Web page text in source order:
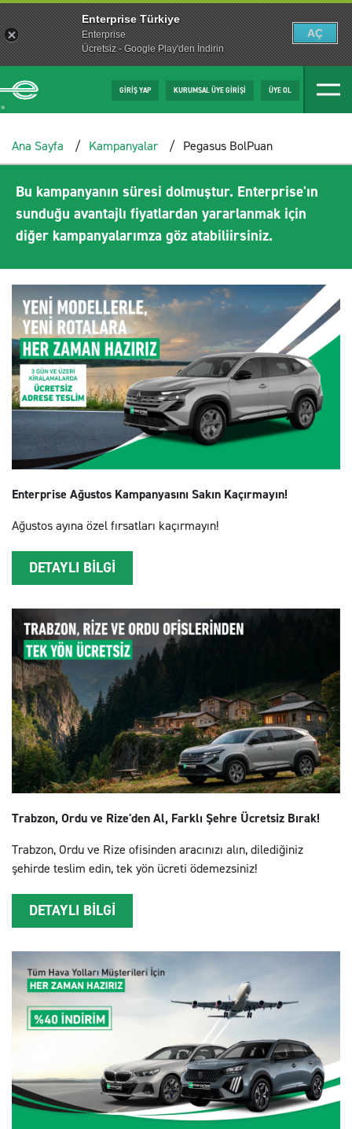
GİRİŞ YAP KURUMSAL ÜYE GİRİŞİ ÜYE OL
Ana Sayfa Kampanyalar Pegasus BolPuan
Bu kampanyanın süresi dolmuştur. Enterprise'ın
sunduğu avantajlı fiyatlardan yararlanmak için
diğer kampanyalarımza göz atabiliirsiniz.
Enterprise Ağustos Kampanyasını Sakın Kaçırmayın!
Ağustos ayına özel fırsatları kaçırmayın!
DETAYLI BİLGİ
Trabzon, Ordu ve Rize'den Al, Farklı Şehre Ücretsiz Bırak!
Trabzon, Ordu ve Rize ofisinden aracınızı alın, dilediğiniz
şehirde teslim edin, tek yön ücreti ödemezsiniz!
DETAYLI BİLGİ
Enterprise Türkiye
Enterprise
Ücretsiz - Google Play'den İndirin
AÇ